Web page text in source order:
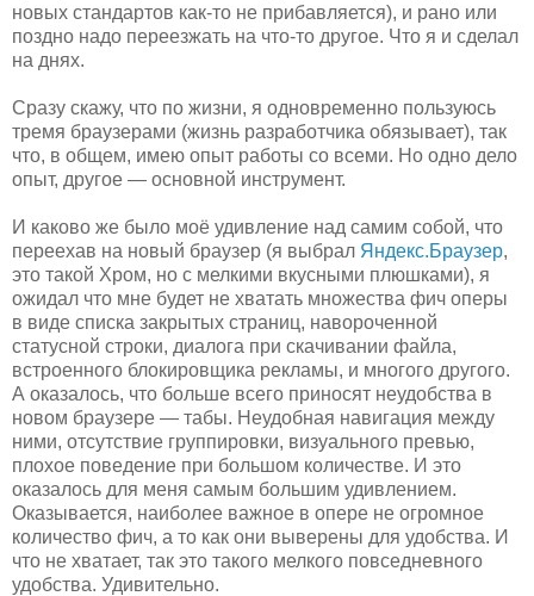
новых стандартов как-то не прибавляется), и рано или
поздно надо переезжать на что-то другое. Что я и сделал
на днях.
Сразу скажу, что по жизни, я одновременно пользуюсь
тремя браузерами (жизнь разработчика обязывает), так
что, в общем, имею опыт работы со всеми. Но одно дело
опыт, другое — основной инструмент.
И каково же было моё удивление над самим собой, что
переехав на новый браузер (я выбрал Яндекс.Браузер,
это такой Хром, но с мелкими вкусными плюшками), я
ожидал что мне будет не хватать множества фич оперы
в виде списка закрытых страниц, навороченной
статусной строки, диалога при скачивании файла,
встроенного блокировщика рекламы, и многого другого.
А оказалось, что больше всего приносят неудобства в
новом браузере — табы. Неудобная навигация между
ними, отсутствие группировки, визуального превью,
плохое поведение при большом количестве. И это
оказалось для меня самым большим удивлением.
Оказывается, наиболее важное в опере не огромное
количество фич, а то как они выверены для удобства. И
что не хватает, так это такого мелкого повседневного
удобства. Удивительно.